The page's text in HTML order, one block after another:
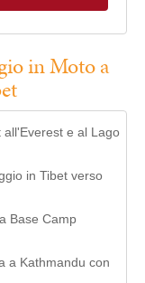
in Moto a
all'Everest e al Lago
in Tibet verso
Base Camp
a Kathmandu con